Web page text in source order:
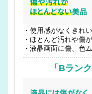
・使用感がなくきれい
・ほとんど汚れや傷
・液晶画面に傷、色
「Bランク